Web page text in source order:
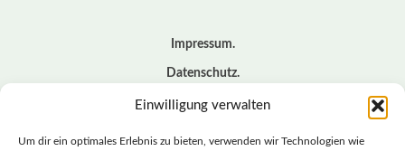
Einwilligung verwalten
Um dir ein optimales Erlebnis zu bieten, verwenden wir Technologien wie
Impressum
Datenschutz
Cookie – Richtlinie (EU)